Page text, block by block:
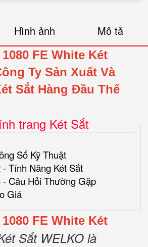
Hình ảnh Mô tả
FE White Két
Ty Sản Xuất Và
Sắt Hàng Đầu Thế
trang Két Sắt
Số Kỹ Thuật
- Tính Năng Két Sắt
- Câu Hỏi Thường Gặp
Giá
FE White Két
Sắt WELKO là